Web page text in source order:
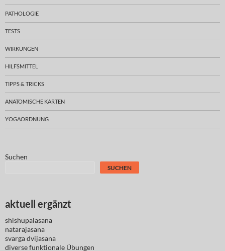
PATHOLOGIE
TESTS
WIRKUNGEN
HILFSMITTEL
TIPPS & TRICKS
ANATOMISCHE KARTEN
YOGAORDNUNG
Suchen
SUCHEN
aktuell ergänzt
shishupalasana
natarajasana
svarga dvijasana
diversefunktionale Übungen